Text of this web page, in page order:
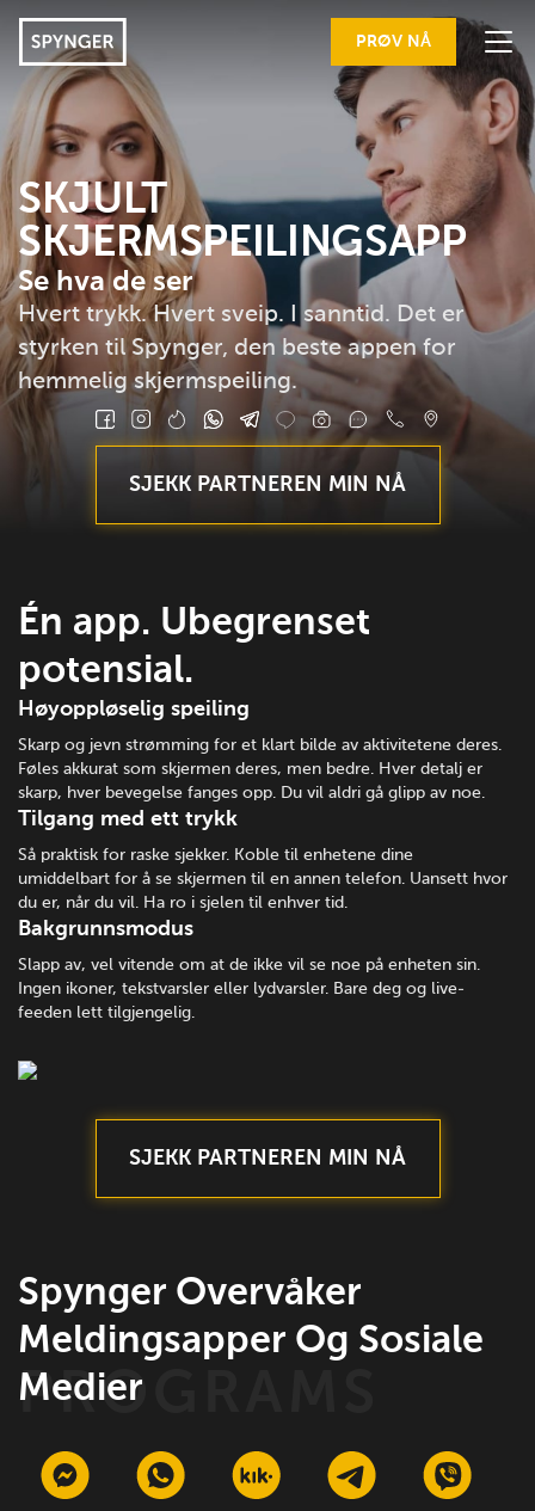
EGENSKAPER
TEGN PÅ JUKS
FORDELER
ANMELDELSER
SLIK GJØR DU DET
LOGG INN
FAQ
PRØV NÅ
SKJULT
SKJERMSPEILINGSAPP
Se hva de ser
Hvert trykk. Hvert sveip. I sanntid. Det er
styrken til Spynger, den beste appen for
hemmelig skjermspeiling.
SJEKK PARTNEREN MIN NÅ
Én app. Ubegrenset
potensial.
Høyoppløselig speiling
Skarp og jevn strømming for et klart bilde av aktivitetene deres.
Føles akkurat som skjermen deres, men bedre. Hver detalj er
skarp, hver bevegelse fanges opp. Du vil aldri gå glipp av noe.
Tilgang med ett trykk
Så praktisk for raske sjekker. Koble til enhetene dine
umiddelbart for å se skjermen til en annen telefon. Uansett hvor
du er, når du vil. Ha ro i sjelen til enhver tid.
Bakgrunnsmodus
Slapp av, vel vitende om at de ikke vil se noe på enheten sin.
Ingen ikoner, tekstvarsler eller lydvarsler. Bare deg og live-
feeden lett tilgjengelig.
SJEKK PARTNEREN MIN NÅ
Spynger Overvåker
Meldingsapper Og Sosiale
Medier